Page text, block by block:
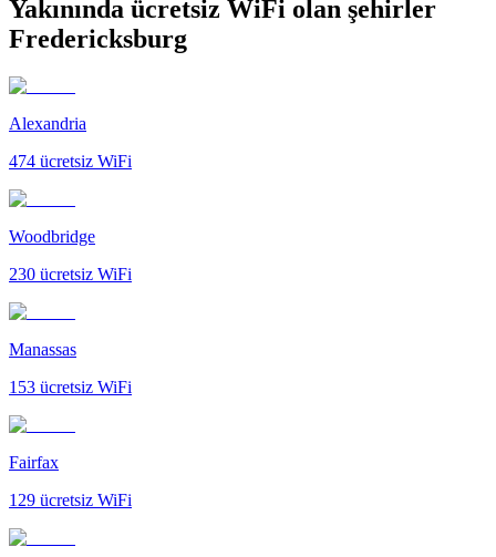
Yakınında ücretsiz WiFi olan şehirler
Fredericksburg
Alexandria
474 ücretsiz WiFi
Woodbridge
230 ücretsiz WiFi
Manassas
153 ücretsiz WiFi
Fairfax
129 ücretsiz WiFi